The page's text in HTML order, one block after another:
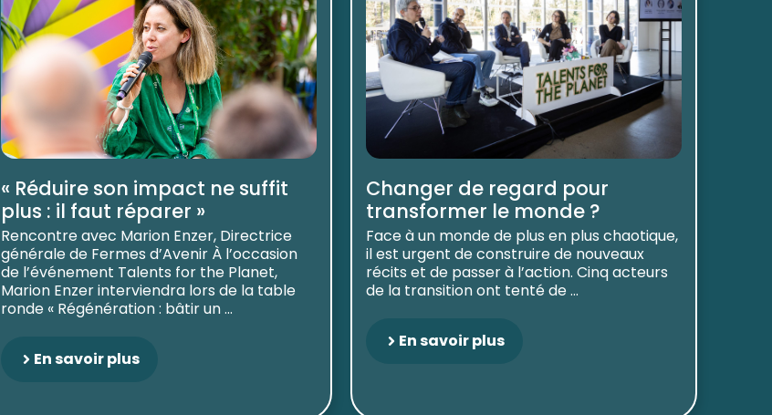
« Réduire son impact ne suffit
plus : il faut réparer »
Rencontre avec Marion Enzer, Directrice
générale de Fermes d’Avenir À l’occasion
de l’événement Talents for the Planet,
Marion Enzer interviendra lors de la table
ronde « Régénération : bâtir un ...
En savoir plus
Changer de regard pour
transformer le monde ?
Face à un monde de plus en plus chaotique,
il est urgent de construire de nouveaux
récits et de passer à l’action. Cinq acteurs
de la transition ont tenté de ...
En savoir plus